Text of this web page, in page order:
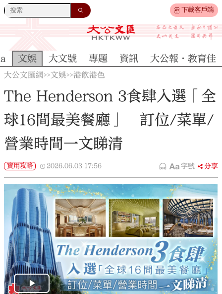
下載客戶端
大公文匯
文娛 大文號 專題 資訊 大公報·教育佳
大公文匯網>>文娛>>港飲港色
The Henderson 3食肆入選「全
球16間最美餐廳」 訂位/菜單/
營業時間一文睇清
實用攻略 2026.06.03 17:56 字號 分享